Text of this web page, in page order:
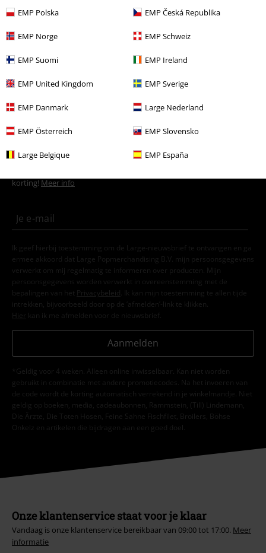
EMP Polska EMP Česká Republika
EMP Norge EMP Schweiz
EMP Suomi EMP Ireland
EMP United Kingdom EMP Sverige
EMP Danmark Large Nederland
EMP Österreich EMP Slovensko
Large Belgique EMP España
Sale %
Mannen Truien & Vesten Capuchonvesten
Mannen Truien & Vesten Truien
E-mailnieuwsbrief
korting! Meer info
Ik geef hierbij toestemming om de Large-nieuwsbrief te ontvangen en ga
ermee akkoord dat Large Popmerchandising B.V. mijn persoonsgegevens
verwerkt om mij regelmatig te informeren over producten. Mijn
persoonsgegevens worden verwerkt in overeenstemming met de
bepalingen van het
Privacybeleid . Ik kan mijn toestemming te allen tijde
intrekken, bijvoorbeeld door op de ‘afmelden’-link te klikken.
Hier kan ik me afmelden voor de nieuwsbrief.
Aanmelden
*Geldig voor 4 weken. Alleen online inwisselbaar. Kan niet worden
gebruikt in combinatie met andere promotiecodes. Na het invoeren van
de code wordt de korting automatisch verrekend in je winkelmandje. Niet
geldig op boeken, media, cadeaubonnen, Rammstein, (Till) Lindemann,
Die Ärzte, Die Toten Hosen, Feine Sahne Fischfilet, Broilers, Böhse
Onkelz en artikelen die bijdragen aan een goed doel.
Onze klantenservice staat voor je klaar
Vandaag is onze klantenservice bereikbaar van 09:00 tot 17:00. Meer
informatie